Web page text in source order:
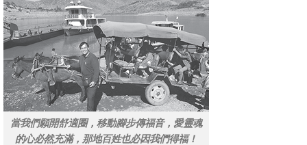
當我們願開舒適圈，移動腳步傳福音，愛靈魂
的心必然充滿，那地百姓也必因我們得福！